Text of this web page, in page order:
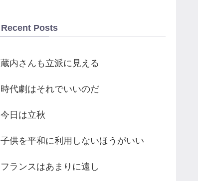
Recent Posts
蔵内さんも立派に見える
時代劇はそれでいいのだ
今日は立秋
子供を平和に利用しないほうがいい
フランスはあまりに遠し